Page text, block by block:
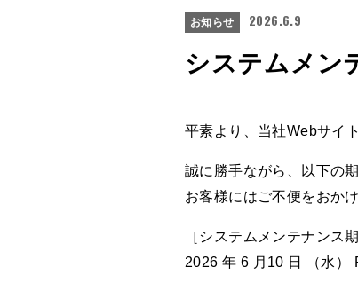
お知らせ 2026.6.9
システムメン
平素より、当社Webサイ
誠に勝手ながら、以下の
お客様にはご不便をおか
［システムメンテナンス期
2026 年 6 月10 日 （水）